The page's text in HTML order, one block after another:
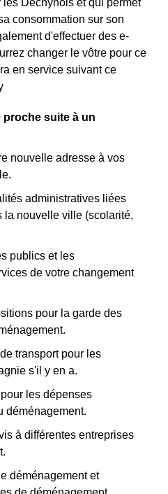
Dechynois et qui permet
consommation sur son
d'effectuer des e-
changer le vôtre pour ce
en service suivant ce
suite à un
nouvelle adresse à vos
administratives liées
la nouvelle ville (scolarité,
publics et les
de votre changement
pour la garde des
transport pour les
s'il y en a.
les dépenses
déménagement.
à différentes entreprises
déménagement et